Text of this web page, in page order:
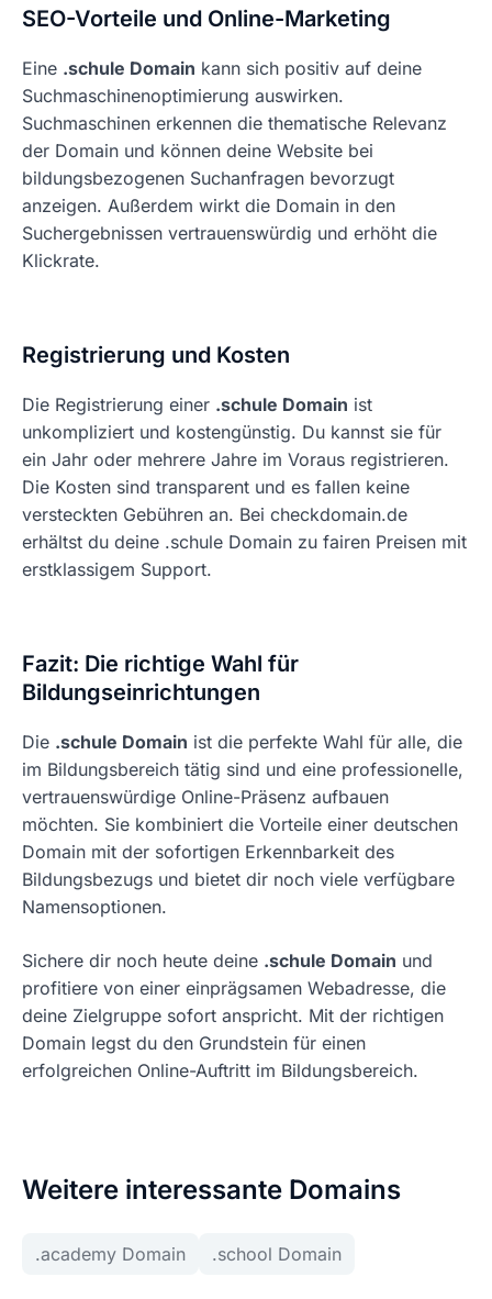
SEO-Vorteile und Online-Marketing
Eine .schule Domain kann sich positiv auf deine
Suchmaschinenoptimierung auswirken.
Suchmaschinen erkennen die thematische Relevanz
der Domain und können deine Website bei
bildungsbezogenen Suchanfragen bevorzugt
anzeigen. Außerdem wirkt die Domain in den
Suchergebnissen vertrauenswürdig und erhöht die
Klickrate.
Registrierung und Kosten
Die Registrierung einer .schule Domain ist
unkompliziert und kostengünstig. Du kannst sie für
ein Jahr oder mehrere Jahre im Voraus registrieren.
Die Kosten sind transparent und es fallen keine
versteckten Gebühren an. Bei checkdomain.de
erhältst du deine .schule Domain zu fairen Preisen mit
erstklassigem Support.
Fazit: Die richtige Wahl für
Bildungseinrichtungen
Die .schule Domain ist die perfekte Wahl für alle, die
im Bildungsbereich tätig sind und eine professionelle,
vertrauenswürdige Online-Präsenz aufbauen
möchten. Sie kombiniert die Vorteile einer deutschen
Domain mit der sofortigen Erkennbarkeit des
Bildungsbezugs und bietet dir noch viele verfügbare
Namensoptionen.
Sichere dir noch heute deine .schule Domain und
profitiere von einer einprägsamen Webadresse, die
deine Zielgruppe sofort anspricht. Mit der richtigen
Domain legst du den Grundstein für einen
erfolgreichen Online-Auftritt im Bildungsbereich.
Weitere interessante Domains
.academy Domain .school Domain